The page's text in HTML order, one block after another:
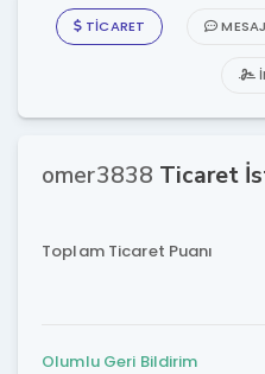
TICARET
omer3838 Ticaret
Toplam Ticaret Puanı
Olumlu Geri Bildirim